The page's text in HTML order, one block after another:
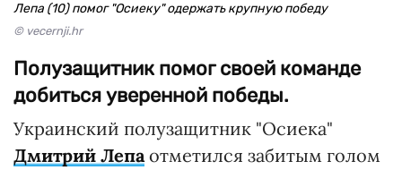
Лепа (10) помог "Осиеку" одержать крупную победу
© vecernji.hr
Полузащитник помог своей команде
добиться уверенной победы.
Украинский полузащитник "Осиека"
Дмитрий Лепа отметился забитым голом